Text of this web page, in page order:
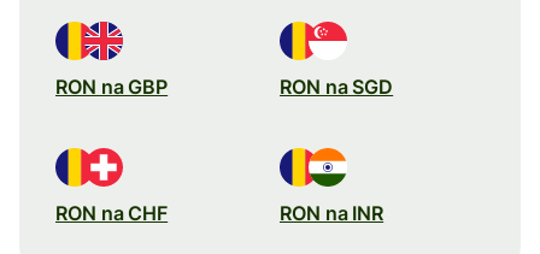
RON na GBP RON na SGD
RON na CHF RON na INR